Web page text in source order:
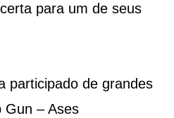
para um de seus
participado de grandes
Gun – Ases